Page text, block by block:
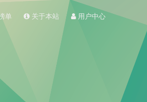
单 关于本站 用户中心